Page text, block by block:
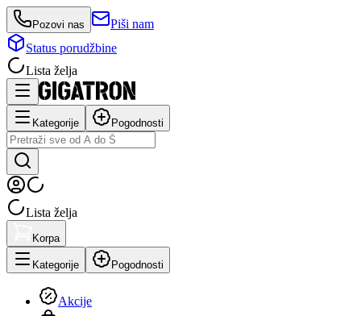
Pozovi nas
Piši nam
Status porudžbine
Lista želja
Kategorije Pogodnosti
Lista želja
Korpa
Kategorije Pogodnosti
Akcije